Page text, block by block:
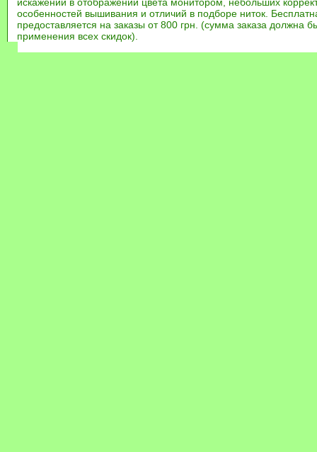
искажений в отображении цвета монитором, небольших
особенностей вышивания и отличий в подборе ниток.
предоставляется на заказы от 800 грн. (сумма заказа должна
применения всех скидок).